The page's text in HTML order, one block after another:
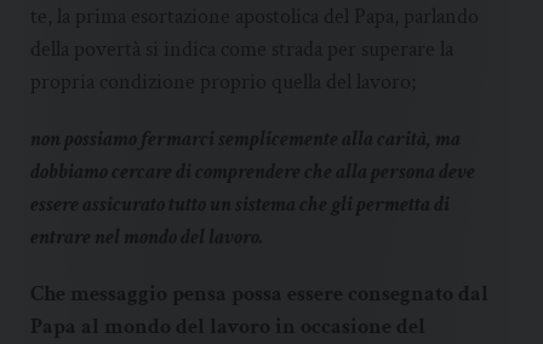
te, la prima esortazione apostolica del Papa, parlando
della povertà si indica come strada per superare la
propria condizione proprio quella del lavoro;
non possiamo fermarci semplicemente alla carità, ma
dobbiamo cercare di comprendere che alla persona deve
essere assicurato tutto un sistema che gli permetta di
entrare nel mondo del lavoro.
Che messaggio pensa possa essere consegnato dal
Papa al mondo del lavoro in occasione del